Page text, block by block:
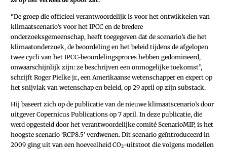
“De groep die officieel verantwoordelijk is voor het ontwikkelen van
klimaat­scenario’s voor het IPCC en de bredere
onderzoeksgemeenschap, heeft toegegeven dat de scenario’s die het
klimaatonderzoek, de beoordeling en het beleid tijdens de afgelopen
twee cycli van het IPCC-beoordelingsproces hebben gedomineerd,
onwaarschijnlijk zijn: ze beschrijven een onmogelijke toekomst”,
schrijft Roger Pielke jr., een Amerikaanse wetenschapper en expert op
het snijvlak van wetenschap en beleid, op 29 april op zijn substack.
Hij baseert zich op de publicatie van de nieuwe klimaatscenario’s door
uitgever Copernicus Publications op 7 april. In deze publicatie, die
werd opgesteld door het verantwoordelijke comité Scenario­MIP, is het
hoogste scenario ‘RCP8.5’ verdwenen. Dit scenario geïntroduceerd in
2009 ging uit van een hoeveelheid CO2-uitstoot die volgens modellen